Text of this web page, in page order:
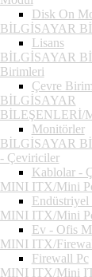
Disk On
BİLGİSAYAR
Lisans
BİLGİSAYAR
Birimleri
Çevre
BİLGİSAYAR
BİLEŞENLERİ/
Monitörler
BİLGİSAYAR
- Çeviriciler
Kablolar -
MINI ITX/Mini
MINI ITX/Mini
Ev - Ofis
MINI ITX/
Firewall Pc
MINI ITX/Mini